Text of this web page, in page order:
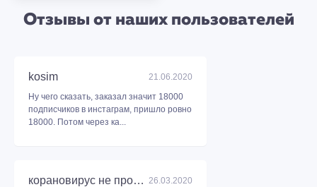
Отзывы от наших пользователей
kosim
21.06.2020
Ну чего сказать, заказал значит 18000
подписчиков в инстаграм, пришло ровно
18000. Потом через ка...
корановирус не пройдет 26.03.2020